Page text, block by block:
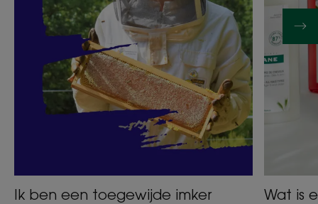
Ik ben een toegewijde imker Wat is